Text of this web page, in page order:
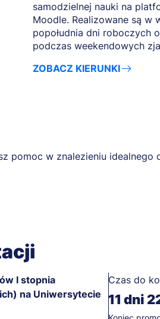
samodzielnej nauki na
Moodle. Realizowane są w
popołudnia dni roboczych
podczas weekendowych
ZOBACZ KIERUNKI
pomoc w znalezieniu idealnego
I stopnia
na Uniwersytecie
Czas do
11 dni